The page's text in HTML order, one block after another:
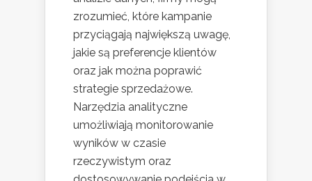
zrozumieć, które kampanie
przyciągają największą uwagę,
jakie są preferencje klientów
oraz jak można poprawić
strategie sprzedażowe.
Narzędzia analityczne
umożliwiają monitorowanie
wyników w czasie
rzeczywistym oraz